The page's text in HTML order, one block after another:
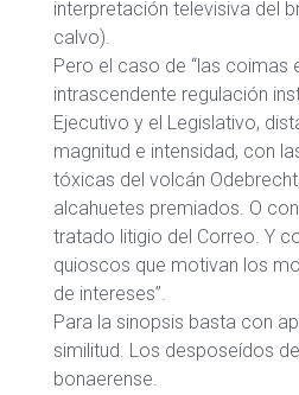
interpretación televisiva del
calvo).
Pero el caso de “las coimas
intrascendente regulación
Ejecutivo y el Legislativo,
magnitud e intensidad, con
tóxicas del volcán
alcahuetes premiados. O
tratado litigio del Correo. Y
quioscos que motivan los
de intereses”.
Para la sinopsis basta con
similitud. Los desposeídos
bonaerense.